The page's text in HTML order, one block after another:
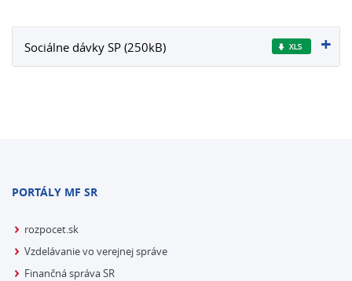
Sociálne dávky SP (250kB)
PORTÁLY MF SR
rozpocet.sk
Vzdelávanie vo verejnej správe
Finančná správa SR